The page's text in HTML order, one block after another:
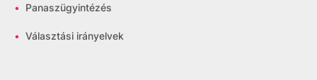
• Panaszügyintézés
• Választási irányelvek